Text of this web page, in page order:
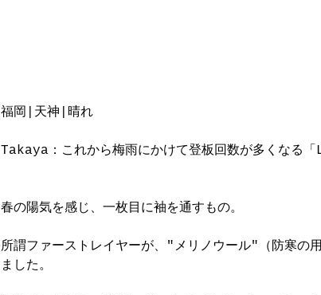
福岡|天神|晴れ
Takaya：これから梅雨にかけて登板回数が多く
春の陽気を感じ、一枚目に袖を通すもの。
所謂ファーストレイヤーが、"メリノウール"（防寒の
ました。